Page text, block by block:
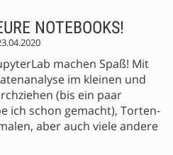
NOTEBOOKS!
machen Spaß! Mit
im kleinen und
(bis ein paar
ich schon gemacht), Torten-
aber auch viele andere